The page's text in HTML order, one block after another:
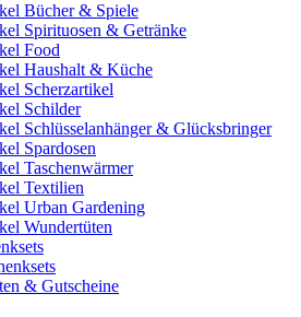
Bücher & Spiele
Spirituosen & Getränke
Food
Haushalt & Küche
Scherzartikel
Schilder
Schlüsselanhänger & Glücksbringer
Spardosen
Taschenwärmer
Textilien
Urban Gardening
Wundertüten
& Gutscheine